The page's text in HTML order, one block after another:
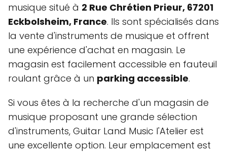
musique situé à 2 Rue Chrétien Prieur, 67201
Eckbolsheim, France. Ils sont spécialisés dans
la vente d'instruments de musique et offrent
une expérience d'achat en magasin. Le
magasin est facilement accessible en fauteuil
roulant grâce à un parking accessible.
Si vous êtes à la recherche d'un magasin de
musique proposant une grande sélection
d'instruments, Guitar Land Music l'Atelier est
une excellente option. Leur emplacement est